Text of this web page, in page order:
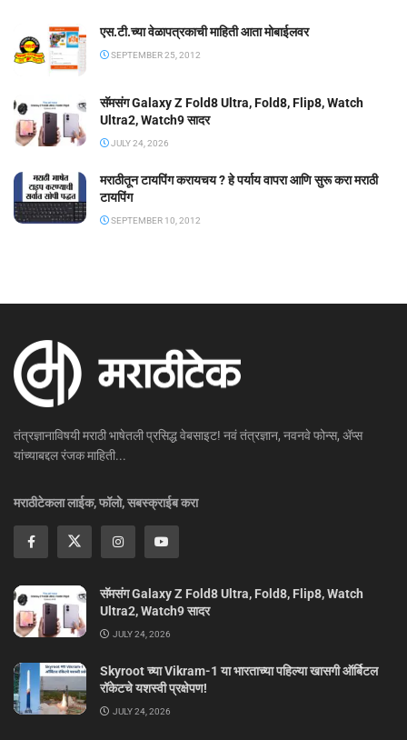
एस.टी.च्या वेळापत्रकाची माहिती आता मोबाईलवर
SEPTEMBER 25, 2012
सॅमसंग Galaxy Z Fold8 Ultra, Fold8, Flip8, Watch
Ultra2, Watch9 सादर
JULY 24, 2026
मराठीतून टायपिंग करायचय ? हे पर्याय वापरा आणि सुरू करा मराठी
टायपिंग
SEPTEMBER 10, 2012
तंत्रज्ञानाविषयी मराठी भाषेतली प्रसिद्ध वेबसाइट! नवं तंत्रज्ञान, नवनवे फोन्स, ॲप्स
यांच्याबद्दल रंजक माहिती...
मराठीटेकला लाईक, फॉलो, सबस्क्राईब करा
सॅमसंग Galaxy Z Fold8 Ultra, Fold8, Flip8, Watch
Ultra2, Watch9 सादर
JULY 24, 2026
Skyroot च्या Vikram-1 या भारताच्या पहिल्या खासगी ऑर्बिटल
रॉकेटचे यशस्वी प्रक्षेपण!
JULY 24, 2026